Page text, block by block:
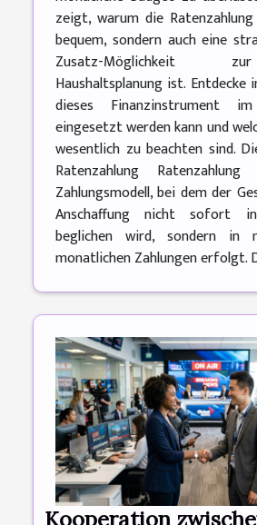
zeigt, warum die
bequem, sondern auch eine
Zusatz-Möglichkeit
Haushaltsplanung ist. Entdecke
dieses Finanzinstrument
eingesetzt werden kann und
wesentlich zu beachten sind.
Ratenzahlung
Zahlungsmodell, bei dem der
Anschaffung nicht sofort
beglichen wird, sondern in
monatlichen Zahlungen erfolgt.
Kooperation